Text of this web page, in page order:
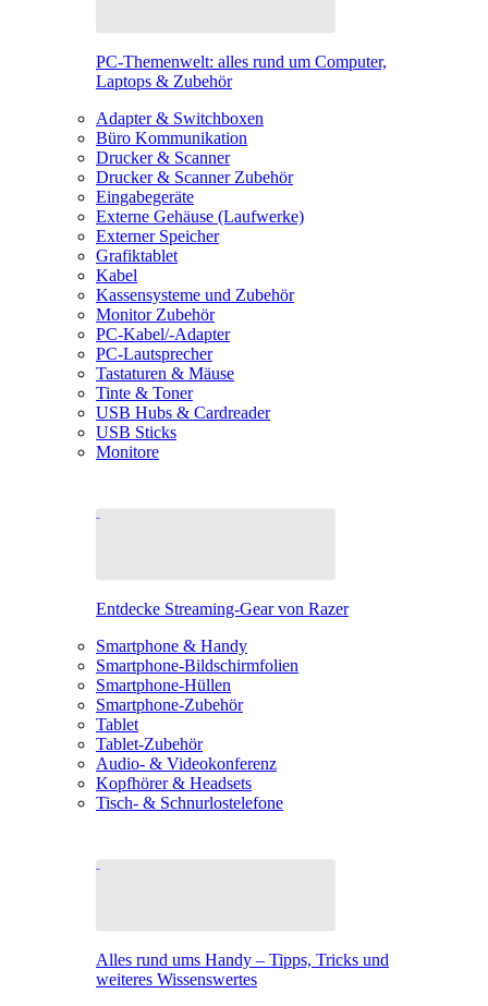
PC-Themenwelt: alles rund um Computer,
Laptops & Zubehör
Adapter & Switchboxen
Büro Kommunikation
Drucker & Scanner
Drucker & Scanner Zubehör
Eingabegeräte
Externe Gehäuse (Laufwerke)
Externer Speicher
Grafiktablet
Kabel
Kassensysteme und Zubehör
Monitor Zubehör
PC-Kabel/-Adapter
PC-Lautsprecher
Tastaturen & Mäuse
Tinte & Toner
USB Hubs & Cardreader
USB Sticks
Monitore
Entdecke Streaming-Gear von Razer
Smartphone & Handy
Smartphone-Bildschirmfolien
Smartphone-Hüllen
Smartphone-Zubehör
Tablet
Tablet-Zubehör
Audio- & Videokonferenz
Kopfhörer & Headsets
Tisch- & Schnurlostelefone
Alles rund ums Handy – Tipps, Tricks und
weiteres Wissenswertes